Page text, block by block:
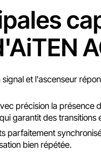
signal et l'ascenseur
précision la présence
garantit des transitions
parfaitement
bien répétée.